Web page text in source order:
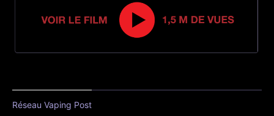
Réseau Vaping Post